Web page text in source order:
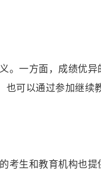
一方面，成绩优异
可以通过参加继
生和教育机构也